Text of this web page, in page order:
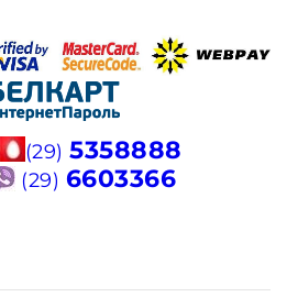
(29) 5358888
(29) 6603366